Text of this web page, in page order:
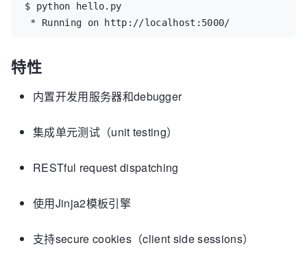
$ python hello.py
* Running on http://localhost:5000/
特性
内置开发用服务器和debugger
集成单元测试（unit testing）
RESTful request dispatching
使用Jinja2模板引擎
支持secure cookies（client side sessions）